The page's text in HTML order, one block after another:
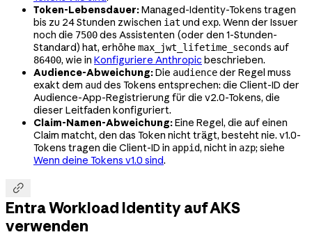
Token-Lebensdauer:Managed-Identity-Tokens tragen
bis zu 24 Stunden zwischen iat und exp. Wenn der Issuer
noch die 7500des Assistenten (oder den 1-Stunden-
Standard) hat, erhöhe max_jwt_lifetime_seconds auf
86400, wie in Konfiguriere Anthropic beschrieben.
Audience-Abweichung:Die audienceder Regel muss
exakt dem aud des Tokens entsprechen: die Client-ID der
Audience-App-Registrierung für die v2.0-Tokens, die
dieser Leitfaden konfiguriert.
Claim-Namen-Abweichung:Eine Regel, die auf einen
Claim matcht, den das Token nicht trägt, besteht nie. v1.0-
Tokens tragen die Client-ID in appid, nicht in azp; siehe
Wenn deine Tokens v1.0 sind.

Entra Workload Identity auf AKS
verwenden